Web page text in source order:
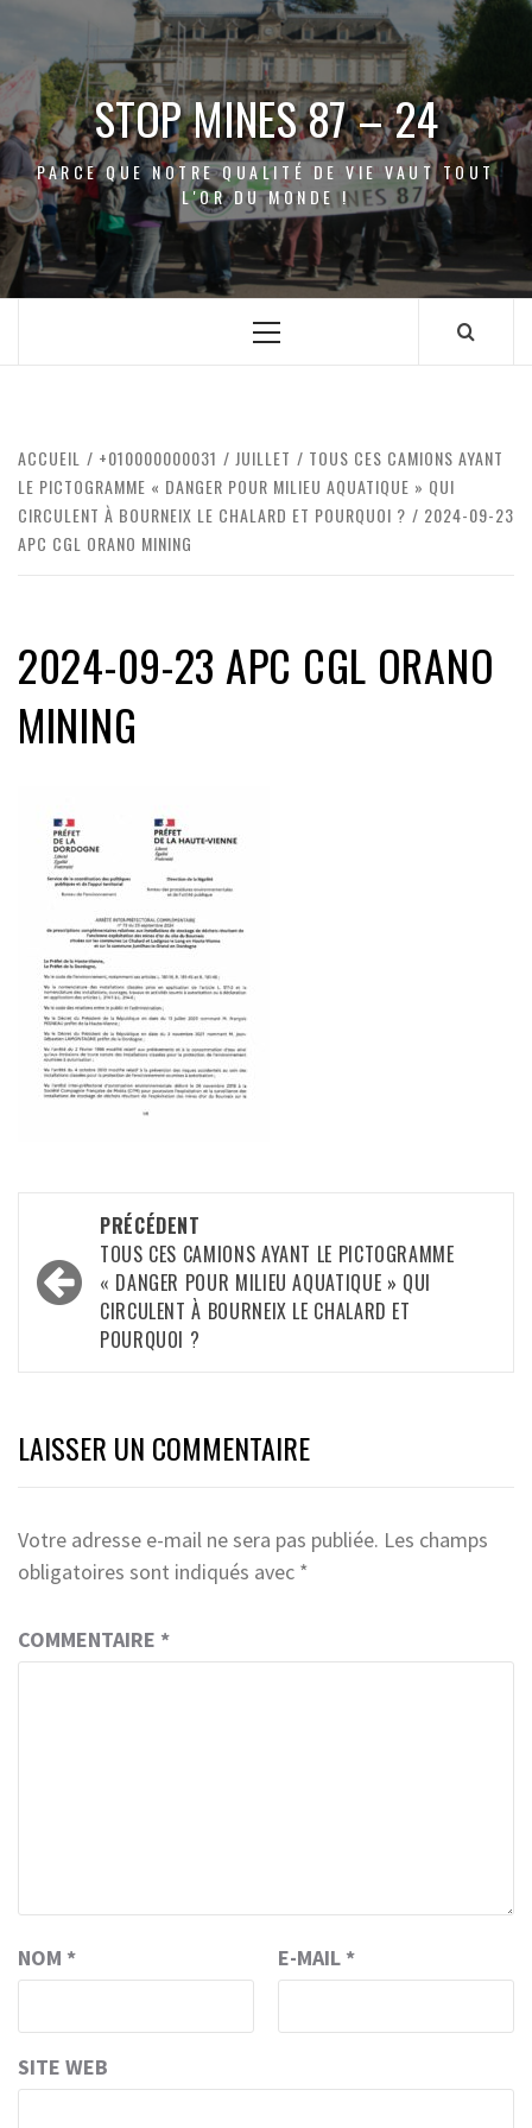
contenu
STOP MINES 87 – 24
PARCE QUE NOTRE QUALITÉ DE VIE VAUT TOUT
L'OR DU MONDE !
Menu
ACCUEIL +010000000031 JUILLET
TOUS CES CAMIONS AYANT
LE PICTOGRAMME « DANGER POUR MILIEU AQUATIQUE » QUI
CIRCULENT À BOURNEIX LE CHALARD ET POURQUOI ?
2024-09-23
APC CGL ORANO MINING
2024-09-23 APC CGL ORANO
MINING
Navigation
d’article
PRÉCÉDENT
TOUS CES CAMIONS AYANT LE PICTOGRAMME
« DANGER POUR MILIEU AQUATIQUE » QUI
CIRCULENT À BOURNEIX LE CHALARD ET
POURQUOI ?
LAISSER UN COMMENTAIRE
Votre adresse e-mail ne sera pas publiée. Les champs
obligatoires sont indiqués avec *
COMMENTAIRE *
NOM * E-MAIL *
SITE WEB